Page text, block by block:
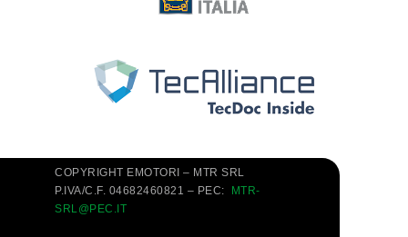
COPYRIGHT EMOTORI – MTR SRL
P.IVA/C.F. 04682460821 – PEC:
MTR-
SRL@PEC.IT